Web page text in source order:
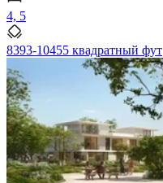
4, 5
8393-10455 квадратный фут